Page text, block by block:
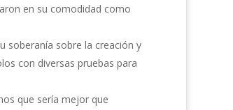
en su comodidad como
soberanía sobre la creación y
con diversas pruebas para
que sería mejor que